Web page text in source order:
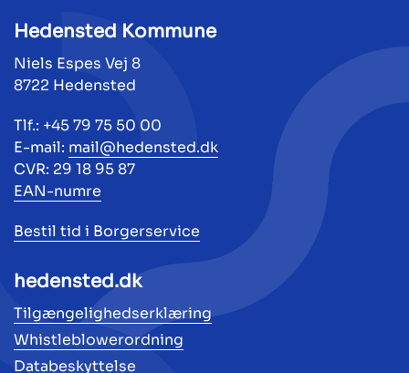
Hedensted Kommune
Niels Espes Vej 8
8722 Hedensted
Tlf.: +45 79 75 50 00
E-mail: mail@hedensted.dk
CVR: 29 18 95 87
EAN-numre
Bestil tid i Borgerservice
hedensted.dk
Tilgængelighedserklæring
Whistleblowerordning
Databeskyttelse